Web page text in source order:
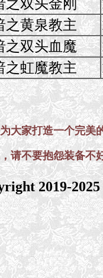
之双头金刚
之黄泉教主
之双头血魔
之虹魔教主
大家打造一个完美
请不要抱怨装备不
2019-